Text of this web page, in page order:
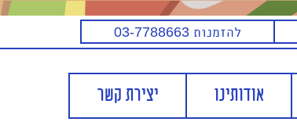
להזמנות 03-7788663
אודותינו יצירת קשר